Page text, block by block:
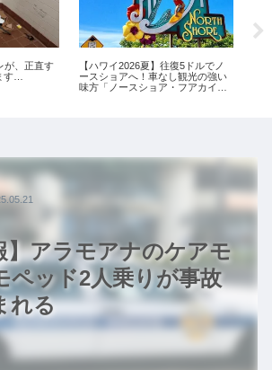
が、正直す
す…
【ハワイ2026夏】往復5ドルでノ
ースショアへ！車なし観光の強い
味方「ノースショア・フアカイ」
】アラモアナのケアモ
ペッド2人乗りが事故
れる